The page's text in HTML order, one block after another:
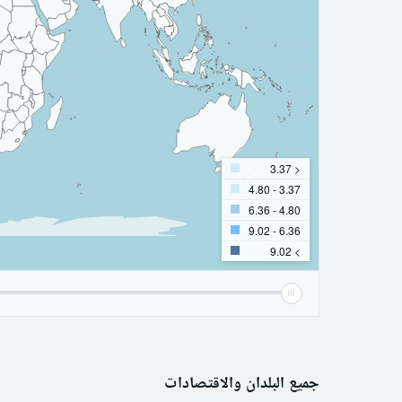
< 3.37
3.37 - 4.80
4.80 - 6.36
6.36 - 9.02
> 9.02
جميع البلدان والاقتصادات